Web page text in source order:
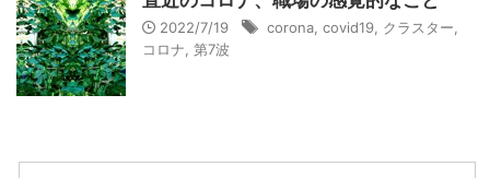
2022/7/19 corona covid19 クラスター
コロナ 第7波